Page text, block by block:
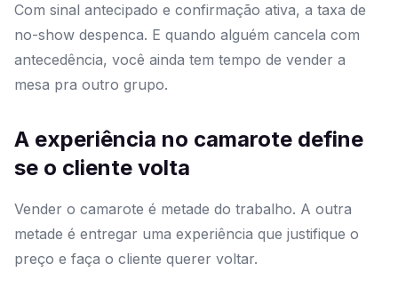
Com sinal antecipado e confirmação ativa, a taxa de
no-show despenca. E quando alguém cancela com
antecedência, você ainda tem tempo de vender a
mesa pra outro grupo.
A experiência no camarote define
se o cliente volta
Vender o camarote é metade do trabalho. A outra
metade é entregar uma experiência que justifique o
preço e faça o cliente querer voltar.